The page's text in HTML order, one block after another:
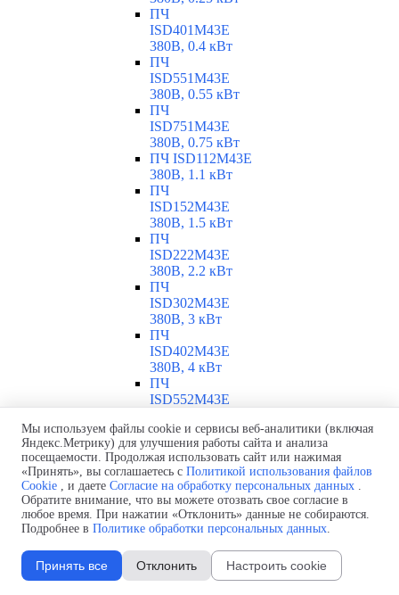
ПЧ
ISD401M43E
380В, 0.4 кВт
ПЧ
ISD551M43E
380В, 0.55 кВт
ПЧ
ISD751M43E
380В, 0.75 кВт
ПЧ ISD112M43E
380В, 1.1 кВт
ПЧ
ISD152M43E
380В, 1.5 кВт
ПЧ
ISD222M43E
380В, 2.2 кВт
ПЧ
ISD302M43E
380В, 3 кВт
ПЧ
ISD402M43E
380В, 4 кВт
ПЧ
ISD552M43E
ПЧ
ISD752M43E
380В, 7.5 кВт
ПЧ ISD113M43E
380В, 11 кВт
ПЧ INNOVERT ISD
0.25-11 кВт ▼
Обзор ПЧ ISD
ПЧ ISD251U21B
220В, 0.25 кВт
Мы используем файлы cookie и сервисы веб-аналитики (включая
Яндекс.Метрику) для улучшения работы сайта и анализа
посещаемости. Продолжая использовать сайт или нажимая
«Принять», вы соглашаетесь с Политикой использования файлов
Cookie , и даете Согласие на обработку персональных данных .
Обратите внимание, что вы можете отозвать свое согласие в
любое время. При нажатии «Отклонить» данные не собираются.
Подробнее в Политике обработки персональных данных.
Принять все Отклонить Настроить cookie